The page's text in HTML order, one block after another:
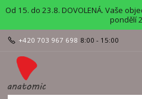
Od 15. do 23.8. DOVOLENÁ. Vaše
pondělí
+420 703 967 698 8:00 - 15:00